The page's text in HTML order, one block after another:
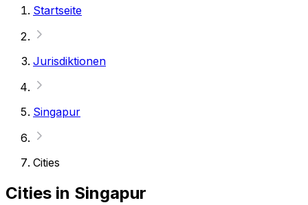
Startseite
Jurisdiktionen
Singapur
Cities
Cities in Singapur